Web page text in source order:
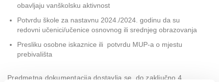
obavljaju vanškolsku aktivnost
Potvrdu škole za nastavnu 2024./2024. godinu da su
redovni učenici/učenice osnovnog ili srednjeg obrazovanja
Presliku osobne iskaznice ili potvrdu MUP-a o mjestu
prebivališta
Predmetna dokumentacija dostavlja se, do zaključno 4.